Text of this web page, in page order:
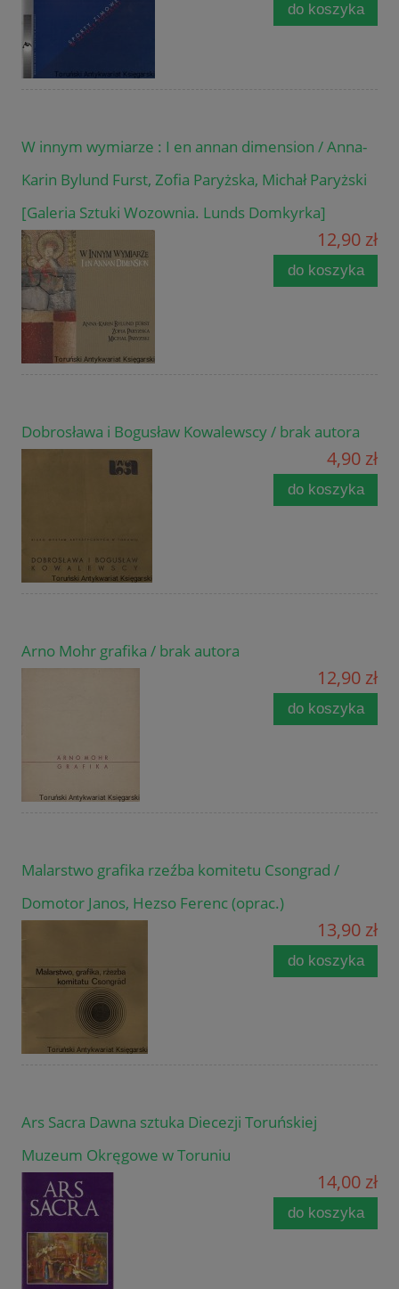
do koszyka
W innym wymiarze : I en annan dimension / Anna-
Karin Bylund Furst, Zofia Paryżska, Michał Paryżski
[Galeria Sztuki Wozownia. Lunds Domkyrka]
12,90 zł
do koszyka
Dobrosława i Bogusław Kowalewscy / brak autora
4,90 zł
do koszyka
Arno Mohr grafika / brak autora
12,90 zł
do koszyka
Malarstwo grafika rzeźba komitetu Csongrad /
Domotor Janos, Hezso Ferenc (oprac.)
13,90 zł
do koszyka
Ars Sacra Dawna sztuka Diecezji Toruńskiej
Muzeum Okręgowe w Toruniu
14,00 zł
do koszyka